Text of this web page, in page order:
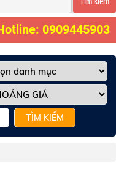
0909445903
TÌM KIẾM